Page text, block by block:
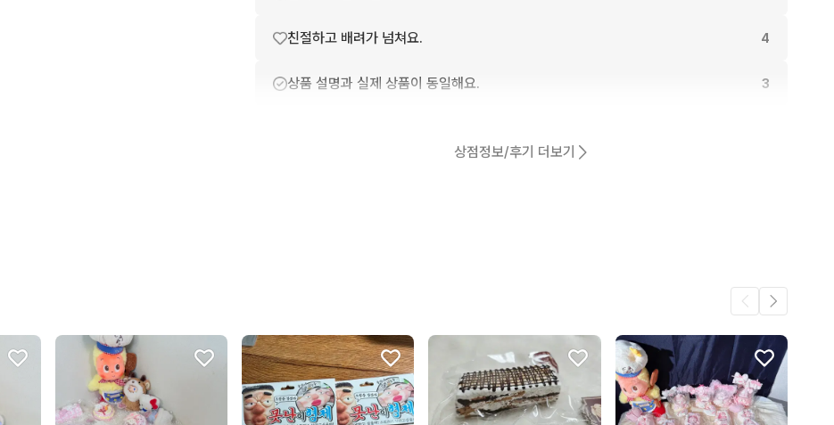
친절하고 배려가 넘쳐요. 4
상품 설명과 실제 상품이 동일해요. 3
꼭 필요한 문의만 해요. 1
상점정보/후기 더보기